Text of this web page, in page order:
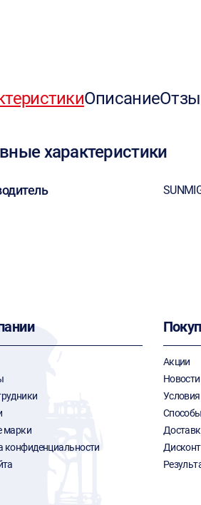
Описание
характеристики
марки
конфиденциальности
Акции
Новости